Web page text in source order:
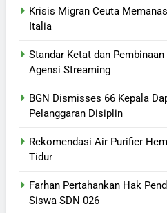
Krisis Migran Ceuta
Italia
Standar Ketat dan
Agensi Streaming
BGN Dismisses 66 Kepala
Pelanggaran Disiplin
Rekomendasi Air Purifier
Tidur
Farhan Pertahankan Hak
Siswa SDN 026